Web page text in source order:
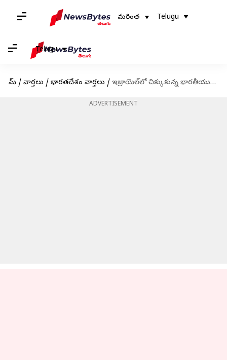
మరింత Telugu
Telugu
హోమ్ / వార్తలు / భారతదేశం వార్తలు / ఇజ్రాయెల్‌లో చిక్కుకున్న భారతీయులు ఎలా ఉన్నారు? కేంద్రం ఏం చెబుతోంది?
ADVERTISEMENT